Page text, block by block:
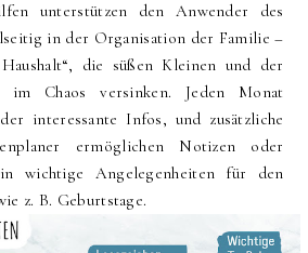
unterstützen den Anwender des
in der Organisation der Familie –
die süßen Kleinen und der
im Chaos versinken. Jeden Monat
interessante Infos, und zusätzliche
ermöglichen Notizen oder
wichtige Angelegenheiten für den
z. B. Geburtstage.